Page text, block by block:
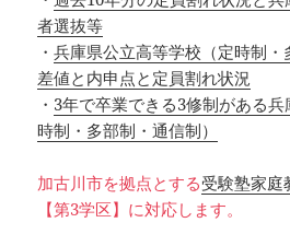
者選抜等
・兵庫県公立高等学校（定時制
差値と内申点と定員割れ状況
・ 3年で卒業できる3修制がある
時制・多部制・通信制）
加古川市を拠点とする受験塾家庭
【第3学区】に対応します。